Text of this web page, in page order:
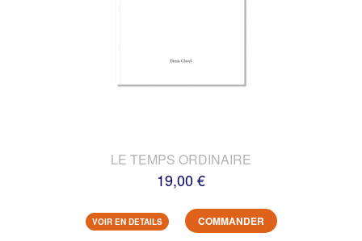
LE TEMPS ORDINAIRE
19,00 €
VOIR EN DETAILS COMMANDER